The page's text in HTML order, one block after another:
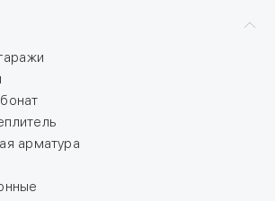
арматура